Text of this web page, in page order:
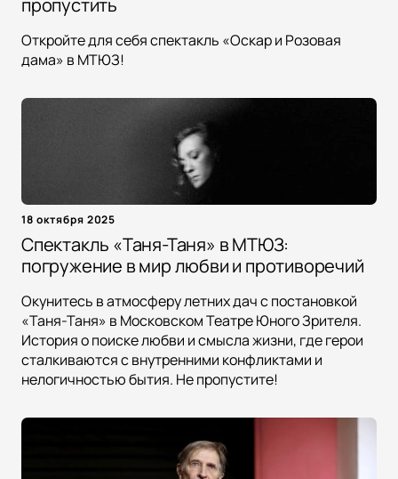
пропустить
Откройте для себя спектакль «Оскар и Розовая
дама» в МТЮЗ!
18 октября 2025
Спектакль «Таня-Таня» в МТЮЗ:
погружение в мир любви и противоречий
Окунитесь в атмосферу летних дач с постановкой
«Таня-Таня» в Московском Театре Юного Зрителя.
История о поиске любви и смысла жизни, где герои
сталкиваются с внутренними конфликтами и
нелогичностью бытия. Не пропустите!